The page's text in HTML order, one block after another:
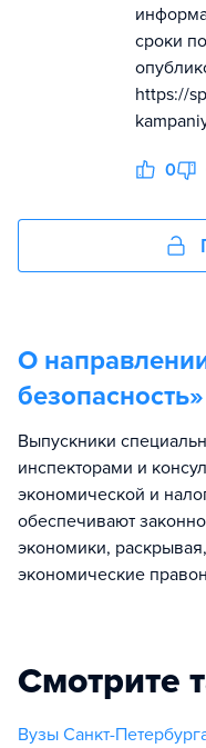
сроки
https://
0
О
безопасность»
Выпускники
инспекторами и
экономической и
обеспечивают
экономики,
экономические
Смотрите
Вузы Санкт-